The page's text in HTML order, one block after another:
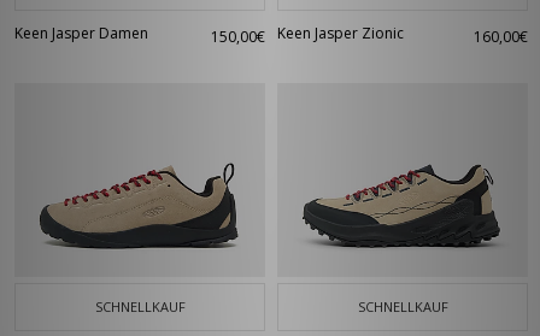
Keen Jasper Damen 150,00€ Keen Jasper Zionic 160,00€
SCHNELLKAUF SCHNELLKAUF